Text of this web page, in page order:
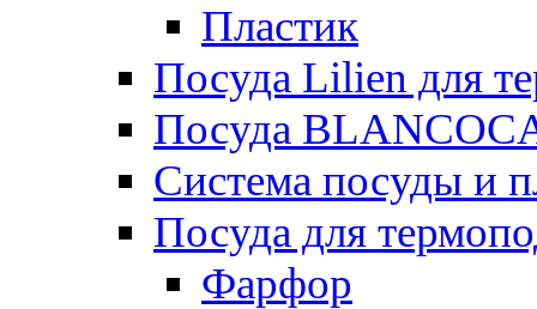
Пластик
Посуда Lilien для
Посуда
Система посуды и
Посуда для
Фарфор